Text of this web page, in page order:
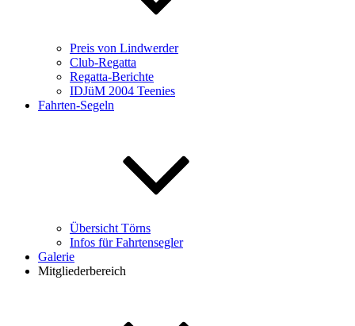
Preis von Lindwerder
Club-Regatta
Regatta-Berichte
IDJüM 2004 Teenies
Fahrten-Segeln
Übersicht Törns
Infos für Fahrtensegler
Galerie
Mitgliederbereich